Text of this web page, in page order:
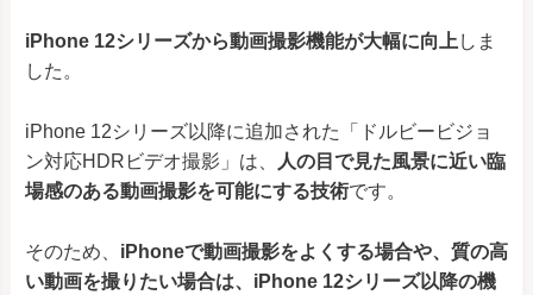
iPhone 12シリーズから動画撮影機能が大幅に向上 しま
した。
iPhone 12シリーズ以降に追加された「ドルビービジョ
ン対応HDRビデオ撮影」は、
人の目で見た風景に近い臨
場感のある動画撮影を可能にする技術です。
そのため、 iPhoneで動画撮影をよくする場合や、質の高
い動画を撮りたい場合は、iPhone 12シリーズ以降の機